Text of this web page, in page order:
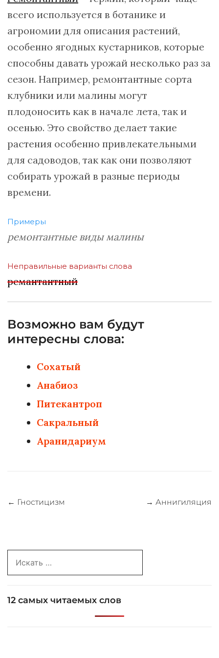
всего используется в ботанике и
агрономии для описания растений,
особенно ягодных кустарников, которые
способны давать урожай несколько раз за
сезон. Например, ремонтантные сорта
клубники или малины могут
плодоносить как в начале лета, так и
осенью. Это свойство делает такие
растения особенно привлекательными
для садоводов, так как они позволяют
собирать урожай в разные периоды
времени.
Примеры
ремонтантные виды малины
Неправильные варианты слова
ремантантный
Возможно вам будут
интересны слова:
Сохатый
Анабиоз
Питекантроп
Сакральный
Аранидариум
Навигация
← Гностицизм → Аннигиляция
for:
12 самых читаемых слов